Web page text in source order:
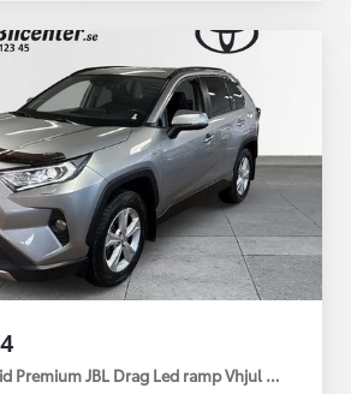
Premium JBL Drag Led ramp Vhjul motorv